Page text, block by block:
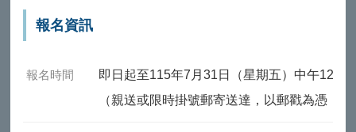
報名資訊
報名時間
即日起至115年7月31日（星期五）中午12時
（親送或限時掛號郵寄送達，以郵戳為憑，